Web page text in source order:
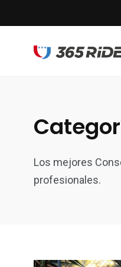
Los mejores
profesionales.